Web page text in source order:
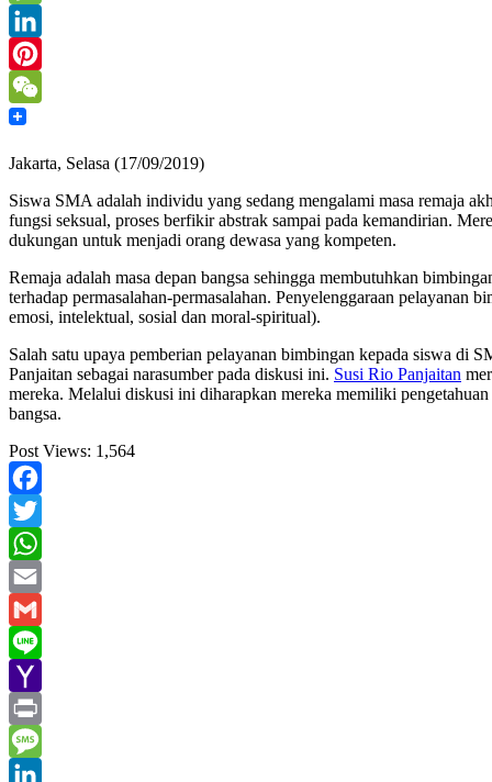
Message
LinkedIn
Pinterest
WeChat
Jakarta, Selasa (17/09/2019)
Siswa SMA adalah individu yang sedang mengalami masa remaja
fungsi seksual, proses berfikir abstrak sampai pada kemandirian.
dukungan untuk menjadi orang dewasa yang kompeten.
Remaja adalah masa depan bangsa sehingga membutuhkan
terhadap permasalahan-permasalahan. Penyelenggaraan pelayanan
emosi, intelektual, sosial dan moral-spiritual).
Salah satu upaya pemberian pelayanan bimbingan kepada siswa di
Panjaitan sebagai narasumber pada diskusi ini. Susi Rio Panjaitan
mereka. Melalui diskusi ini diharapkan mereka memiliki
bangsa.
Post Views: 1,564
Facebook
Twitter
WhatsApp
Email
Gmail
Line
Yahoo
Mail
Print
Message